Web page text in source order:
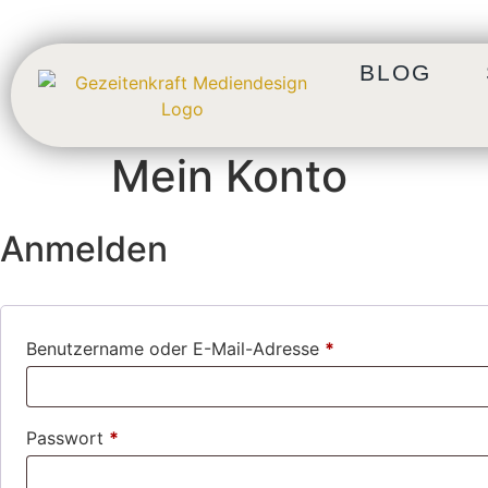
BLOG
Mein Konto
Anmelden
Benutzername oder E-Mail-Adresse *
Passwort *